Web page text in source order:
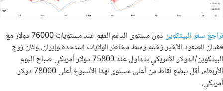
تراجع سعر البيتكوين
دون مستوى الدعم المهم عند مستويات 76000 دولار مع
فقدان الصعود الأخير زخمه وسط مخاطر الولايات المتحدة وإيران. وكان زوج
البيتكوين/الدولار الأمريكي يتداول عند 75800 دولار أمريكي صباح اليوم
الأربعاء، أقل ببضع نقاط من أعلى مستوى لهذا الأسبوع أعلى 78000 دولار
أمريكي.